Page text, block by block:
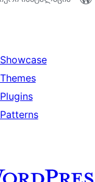
Showcase
Themes
Plugins
Patterns